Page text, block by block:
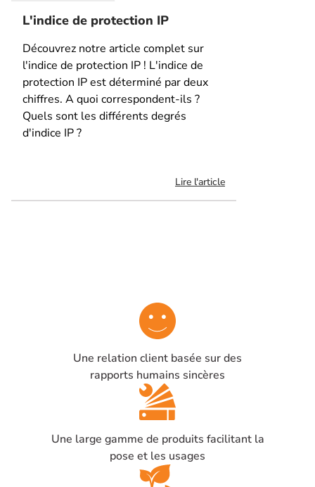
L'indice de protection IP
Découvrez notre article complet sur
l'indice de protection IP ! L'indice de
protection IP est déterminé par deux
chiffres. A quoi correspondent-ils ?
Quels sont les différents degrés
d'indice IP ?
Lire l'article
Une relation client basée sur des
rapports humains sincères
Une large gamme de produits facilitant la
pose et les usages